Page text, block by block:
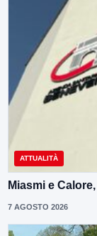
ATTUALITÀ
Miasmi e
7 AGOSTO 2026